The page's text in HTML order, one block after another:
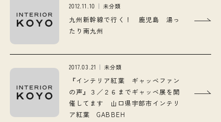
2012.11.10 未分類
九州新幹線で行く！ 鹿児島 湯っ
たり南九州
2017.03.21 未分類
『インテリア紅葉 ギャッベファン
の声』３／２６までギャッベ展を開
催してます 山口県宇部市インテリ
ア紅葉 GABBEH